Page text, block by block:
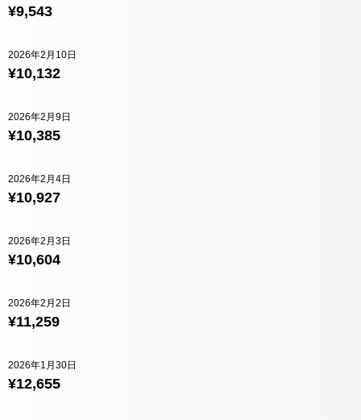
¥9,543
¥10,132
2026年2月10日
¥10,385
2026年2月9日
¥10,927
2026年2月4日
¥10,604
2026年2月3日
¥11,259
2026年2月2日
¥12,655
2026年1月30日